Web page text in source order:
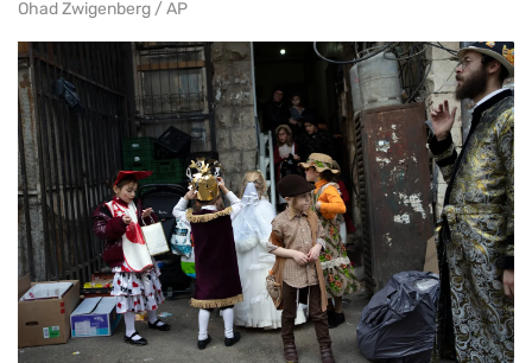
Ohad Zwigenberg / AP